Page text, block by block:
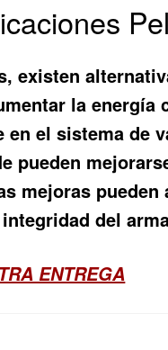
existen
la
el sistema de
pueden
mejoras pueden
del
ENTREGA